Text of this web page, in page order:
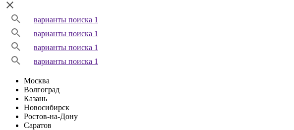
варианты поиска 1
варианты поиска 1
варианты поиска 1
варианты поиска 1
Москва
Волгоград
Казань
Новосибирск
Ростов-на-Дону
Саратов